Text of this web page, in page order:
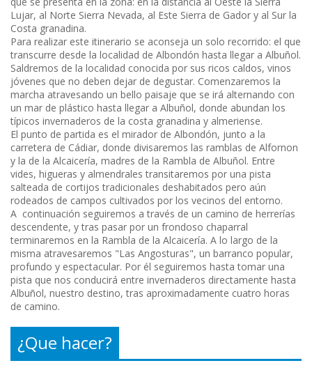
Lujar, al Norte Sierra Nevada, al Este Sierra de Gador y al Sur la
Costa granadina.
Para realizar este itinerario se aconseja un solo recorrido: el que
transcurre desde la localidad de Albondón hasta llegar a Albuñol.
Saldremos de la localidad conocida por sus ricos caldos, vinos
jóvenes que no deben dejar de degustar. Comenzaremos la
marcha atravesando un bello paisaje que se irá alternando con
un mar de plástico hasta llegar a Albuñol, donde abundan los
típicos invernaderos de la costa granadina y almeriense.
El punto de partida es el mirador de Albondón, junto a la
carretera de Cádiar, donde divisaremos las ramblas de Alfornon
y la de la Alcaicería, madres de la Rambla de Albuñol. Entre
vides, higueras y almendrales transitaremos por una pista
salteada de cortijos tradicionales deshabitados pero aún
rodeados de campos cultivados por los vecinos del entorno.
A continuación seguiremos a través de un camino de herrerías
descendente, y tras pasar por un frondoso chaparral
terminaremos en la Rambla de la Alcaicería. A lo largo de la
misma atravesaremos "Las Angosturas", un barranco popular,
profundo y espectacular. Por él seguiremos hasta tomar una
pista que nos conducirá entre invernaderos directamente hasta
Albuñol, nuestro destino, tras aproximadamente cuatro horas
de camino.
¿Que hacer?